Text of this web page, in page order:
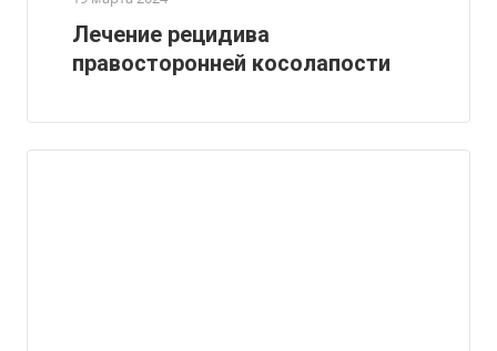
Лечение рецидива
правосторонней косолапости